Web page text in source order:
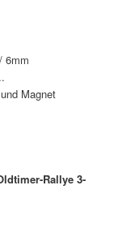
6mm
Magnet
Rallye 3-